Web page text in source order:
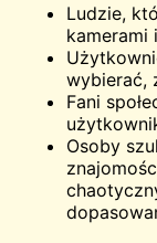
Ludzie,
kamerami
wybierać,
Fani
Osoby